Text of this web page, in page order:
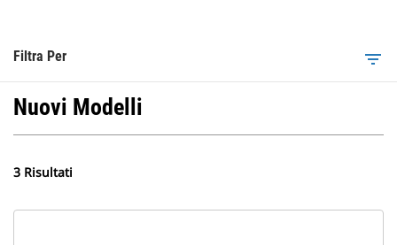
Filtra Per filter_list
Nuovi Modelli
3 Risultati